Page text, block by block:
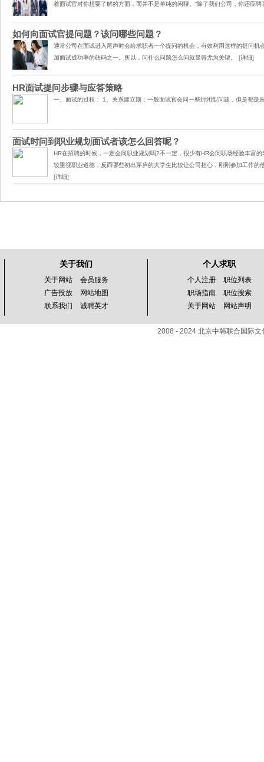
着面试官对你想要了解的方面，而并不是单纯的闲聊。“除了我们公司，你还应
如何向面试官提问题？该问哪些问题？
通常公司在面试进入尾声时会给求职者一个提问的机会，有效利用这样的提问
加面试成功率的砝码之一。所以，问什么问题怎么问就显得尤为关键。
[详细]
HR面试提问步骤与应答策略
一、面试的过程： 1、关系建立期：一般面试官会问一些封闭型问题，但是都是
面试时问到职业规划面试者该怎么回答呢？
HR​在招聘的时候，一定会问职业规划吗?不一定，很少有HR会问职场经验丰富
较重视职业道德，反而哪些初出茅庐的大学生比较让公司担心，刚刚参加工作
[详细]
关于我们
关于网站
会员服务
广告投放
网站地图
联系我们
诚聘英才
个人求职
个人注册
职位列表
职场指南
职位搜索
关于网站
网站声明
2008 - 2024 北京中韩联合国际